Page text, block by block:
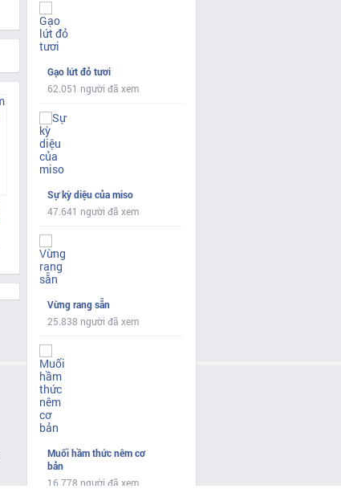
Gạo lứt đỏ tươi
62.051 người đã xem
Sự kỳ diệu của miso
47.641 người đã xem
Vừng rang sẵn
25.838 người đã xem
Muối hầm thức nêm cơ
bản
16.778 người đã xem